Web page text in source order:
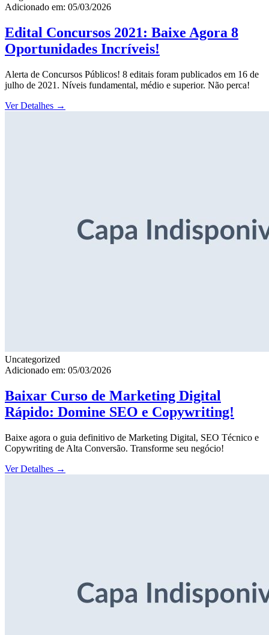
Adicionado em: 05/03/2026
Edital Concursos 2021: Baixe Agora 8
Oportunidades Incríveis!
Alerta de Concursos Públicos! 8 editais foram publicados em 16 de
julho de 2021. Níveis fundamental, médio e superior. Não perca!
Ver Detalhes →
Uncategorized
Adicionado em: 05/03/2026
Baixar Curso de Marketing Digital
Rápido: Domine SEO e Copywriting!
Baixe agora o guia definitivo de Marketing Digital, SEO Técnico e
Copywriting de Alta Conversão. Transforme seu negócio!
Ver Detalhes →